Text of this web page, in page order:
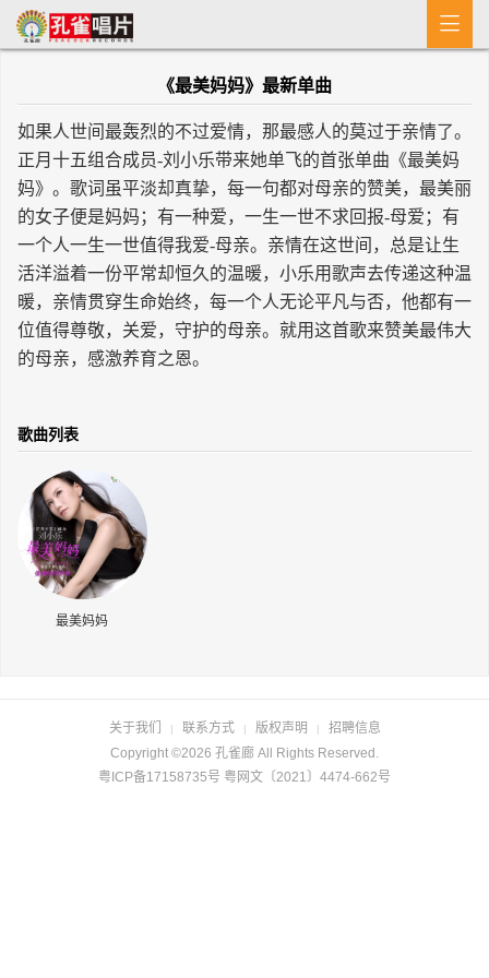
首 页
MV
新闻
艺人介绍
专辑
收歌

《最美妈妈》最新单曲
如果人世间最轰烈的不过爱情，那最感人的莫过于亲情了。
正月十五组合成员-刘小乐带来她单飞的首张单曲《最美妈
妈》。歌词虽平淡却真挚，每一句都对母亲的赞美，最美丽
的女子便是妈妈；有一种爱，一生一世不求回报-母爱；有
一个人一生一世值得我爱-母亲。亲情在这世间，总是让生
活洋溢着一份平常却恒久的温暖，小乐用歌声去传递这种温
暖，亲情贯穿生命始终，每一个人无论平凡与否，他都有一
位值得尊敬，关爱，守护的母亲。就用这首歌来赞美最伟大
的母亲，感激养育之恩。
歌曲列表
最美妈妈
关于我们 | 联系方式 | 版权声明 |
招聘信息
Copyright ©2026 孔雀廊 All Rights Reserved.
粤ICP备17158735号 粤网文〔2021〕4474-662号